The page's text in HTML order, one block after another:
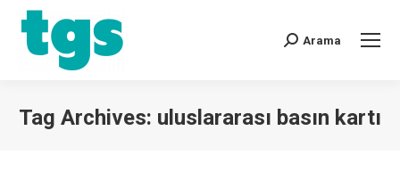
Arama
Tag Archives: uluslararası basın kartı